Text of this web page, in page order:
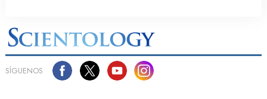
SÍGUENOS